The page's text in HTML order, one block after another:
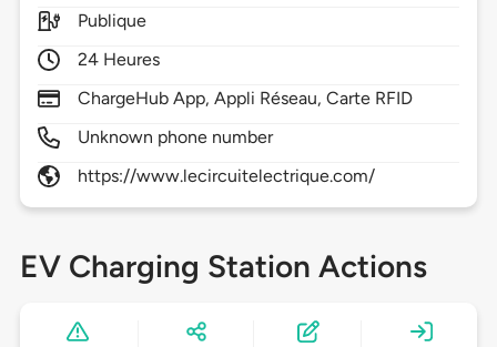
Publique
24 Heures
ChargeHub App, Appli Réseau, Carte RFID
Unknown phone number
https://www.lecircuitelectrique.com/
EV Charging Station Actions